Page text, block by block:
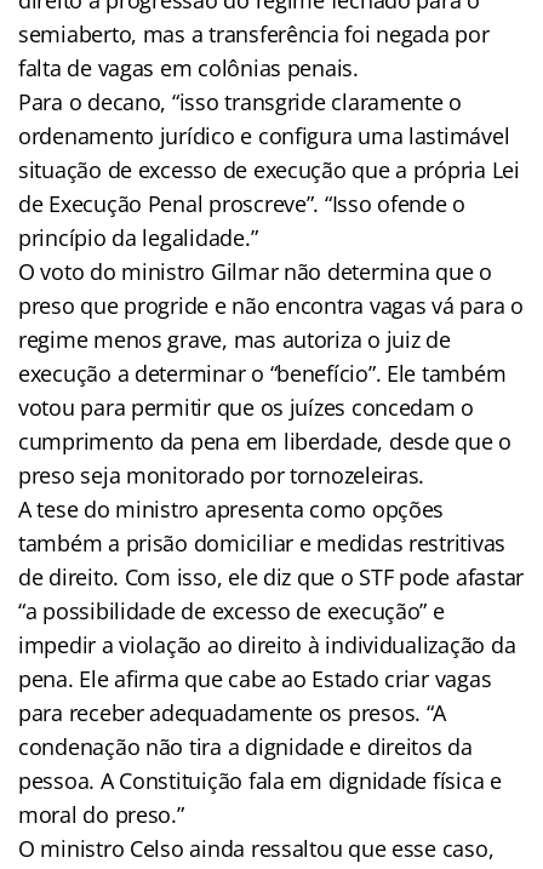
semiaberto, mas a transferência foi negada por
falta de vagas em colônias penais.
Para o decano, “isso transgride claramente o
ordenamento jurídico e configura uma lastimável
situação de excesso de execução que a própria Lei
de Execução Penal proscreve”. “Isso ofende o
princípio da legalidade.”
O voto do ministro Gilmar não determina que o
preso que progride e não encontra vagas vá para o
regime menos grave, mas autoriza o juiz de
execução a determinar o “benefício”. Ele também
votou para permitir que os juízes concedam o
cumprimento da pena em liberdade, desde que o
preso seja monitorado por tornozeleiras.
A tese do ministro apresenta como opções
também a prisão domiciliar e medidas restritivas
de direito. Com isso, ele diz que o STF pode afastar
“a possibilidade de excesso de execução” e
impedir a violação ao direito à individualização da
pena. Ele afirma que cabe ao Estado criar vagas
para receber adequadamente os presos. “A
condenação não tira a dignidade e direitos da
pessoa. A Constituição fala em dignidade física e
moral do preso.”
O ministro Celso ainda ressaltou que esse caso,